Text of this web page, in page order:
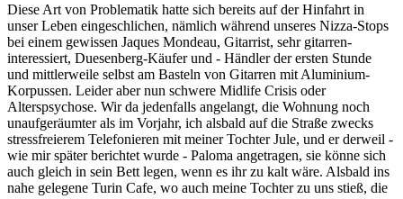
Diese Art von Problematik hatte sich bereits auf der Hinfahrt in
unser Leben eingeschlichen, nämlich während unseres Nizza-Stops
bei einem gewissen Jaques Mondeau, Gitarrist, sehr gitarren-
interessiert, Duesenberg-Käufer und - Händler der ersten Stunde
und mittlerweile selbst am Basteln von Gitarren mit Aluminium-
Korpussen. Leider aber nun schwere Midlife Crisis oder
Alterspsychose. Wir da jedenfalls angelangt, die Wohnung noch
unaufgeräumter als im Vorjahr, ich alsbald auf die Straße zwecks
stressfreierem Telefonieren mit meiner Tochter Jule, und er derweil -
wie mir später berichtet wurde - Paloma angetragen, sie könne sich
auch gleich in sein Bett legen, wenn es ihr zu kalt wäre. Alsbald ins
nahe gelegene Turin Cafe, wo auch meine Tochter zu uns stieß, die